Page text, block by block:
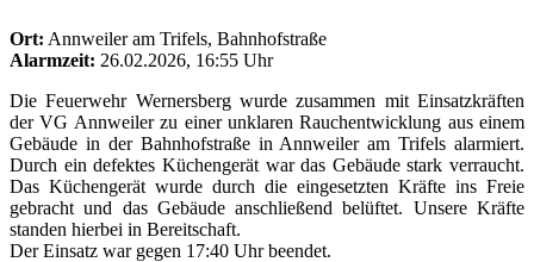
Ort: Annweiler am Trifels, Bahnhofstraße
Alarmzeit: 26.02.2026, 16:55 Uhr
Die Feuerwehr Wernersberg wurde zusammen mit Einsatzkräften
der VG Annweiler zu einer unklaren Rauchentwicklung aus einem
Gebäude in der Bahnhofstraße in Annweiler am Trifels alarmiert.
Durch ein defektes Küchengerät war das Gebäude stark verraucht.
Das Küchengerät wurde durch die eingesetzten Kräfte ins Freie
gebracht und das Gebäude anschließend belüftet. Unsere Kräfte
standen hierbei in Bereitschaft.
Der Einsatz war gegen 17:40 Uhr beendet.